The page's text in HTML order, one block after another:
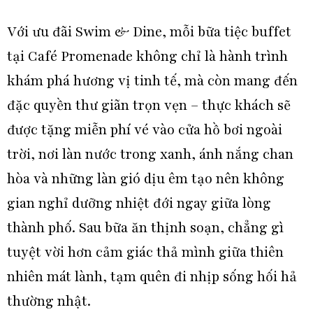
Với ưu đãi Swim & Dine, mỗi bữa tiệc buffet
tại Café Promenade không chỉ là hành trình
khám phá hương vị tinh tế, mà còn mang đến
đặc quyền thư giãn trọn vẹn – thực khách sẽ
được tặng miễn phí vé vào cửa hồ bơi ngoài
trời, nơi làn nước trong xanh, ánh nắng chan
hòa và những làn gió dịu êm tạo nên không
gian nghỉ dưỡng nhiệt đới ngay giữa lòng
thành phố. Sau bữa ăn thịnh soạn, chẳng gì
tuyệt vời hơn cảm giác thả mình giữa thiên
nhiên mát lành, tạm quên đi nhịp sống hối hả
thường nhật.